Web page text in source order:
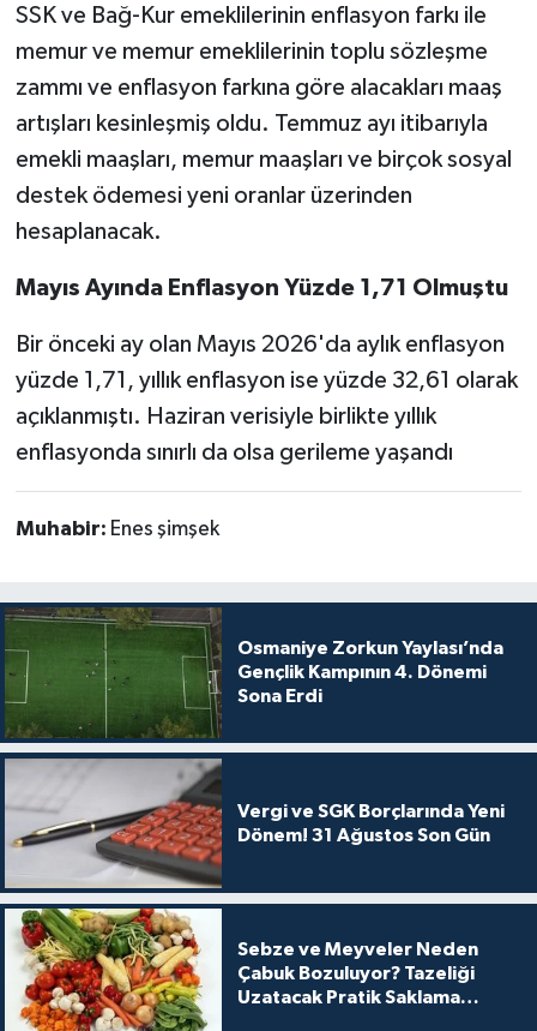
SSK ve Bağ-Kur emeklilerinin enflasyon farkı ile
memur ve memur emeklilerinin toplu sözleşme
zammı ve enflasyon farkına göre alacakları maaş
artışları kesinleşmiş oldu. Temmuz ayı itibarıyla
emekli maaşları, memur maaşları ve birçok sosyal
destek ödemesi yeni oranlar üzerinden
hesaplanacak.
Mayıs Ayında Enflasyon Yüzde 1,71 Olmuştu
Bir önceki ay olan Mayıs 2026'da aylık enflasyon
yüzde 1,71, yıllık enflasyon ise yüzde 32,61 olarak
açıklanmıştı. Haziran verisiyle birlikte yıllık
enflasyonda sınırlı da olsa gerileme yaşandı
Muhabir: Enes şimşek
Osmaniye Zorkun Yaylası’nda
Gençlik Kampının 4. Dönemi
Sona Erdi
Vergi ve SGK Borçlarında Yeni
Dönem! 31 Ağustos Son Gün
Sebze ve Meyveler Neden
Çabuk Bozuluyor? Tazeliği
Uzatacak Pratik Saklama